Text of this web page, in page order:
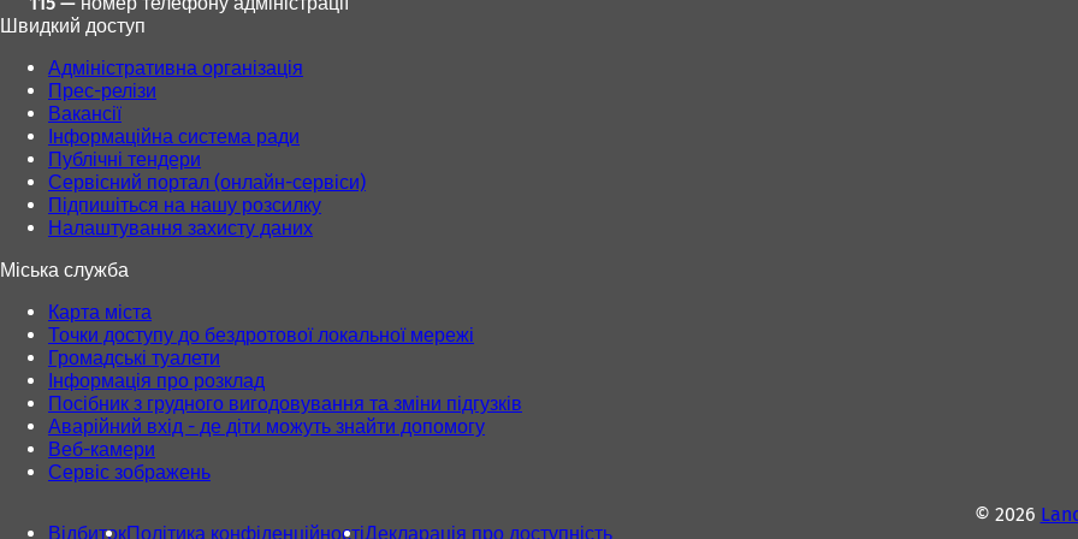
Швидкий доступ
Адміністративна організація
Прес-релізи
Вакансії
Інформаційна система ради
Публічні тендери
Сервісний портал (онлайн-сервіси)
Підпишіться на нашу розсилку
Налаштування захисту даних
Міська служба
Карта міста
Точки доступу до бездротової локальної мережі
Громадські туалети
Інформація про розклад
Посібник з грудного вигодовування та зміни підгузків
Аварійний вхід - де діти можуть знайти допомогу
Веб-камери
Сервіс зображень
ВідбитокПолітика конфіденційностіДекларація про доступність
© 2026